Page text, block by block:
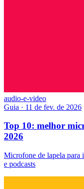
audio-e-video
Guia · 11 de fev. de 2026
Top 10: melhor
2026
Microfone de lapela para
e podcasts